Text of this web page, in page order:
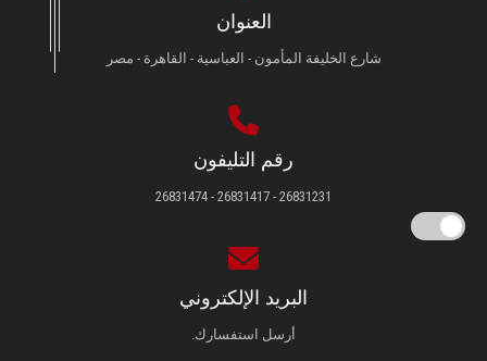
العنوان
شارع الخليفة المأمون - العباسية - القاهرة - مصر
رقم التليفون
26831231 - 26831417 - 26831474
البريد الإلكتروني
أرسل استفسارك.